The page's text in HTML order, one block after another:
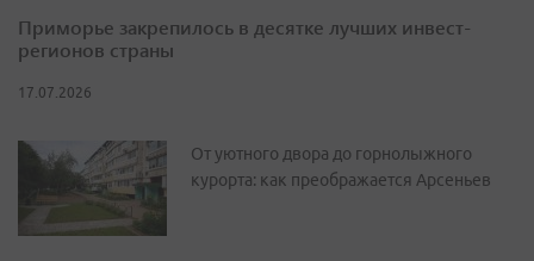
Приморье закрепилось в десятке лучших инвест-
регионов страны
17.07.2026
От уютного двора до горнолыжного
курорта: как преображается Арсеньев